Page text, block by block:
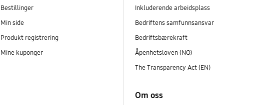
Bestillinger
Min side
Produkt registrering
Mine kuponger
Inkluderende arbeidsplass
Bedriftens samfunnsansvar
Bedriftsbærekraft
Åpenhetsloven (NO)
The Transparency Act (EN)
Om oss